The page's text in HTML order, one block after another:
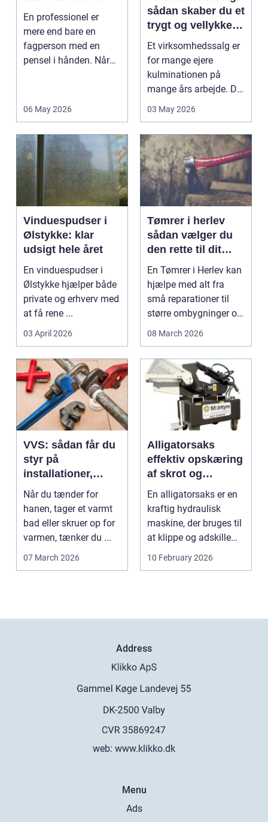
En professionel er
mere end bare en
fagperson med en
pensel i hånden. Når
06 May 2026
sådan skaber du et
trygt og vellykket
salg
Et virksomhedssalg er
for mange ejere
kulminationen på
mange års arbejde. Det
kan være en planlagt
03 May 2026
Vinduespudser i
Ølstykke: klar
udsigt hele året
En vinduespudser i
Ølstykke hjælper både
private og erhverv med
at få rene ...
03 April 2026
Tømrer i herlev
sådan vælger du
den rette til dit
projekt
En Tømrer i Herlev kan
hjælpe med alt fra
små reparationer til
større ombygninger og
tilbygninger. N...
08 March 2026
VVS: sådan får du
styr på
installationer,
komfort og
energiforbrug
Når du tænder for
hanen, tager et varmt
bad eller skruer op for
varmen, tænker du ...
07 March 2026
Alligatorsaks
effektiv opskæring
af skrot og
metaller
En alligatorsaks er en
kraftig hydraulisk
maskine, der bruges til
at klippe og adskille
forskellige ...
10 February 2026
Address
web: www.klikko.dk
Menu
Ads